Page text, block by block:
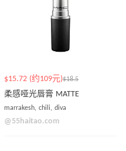
$15.72 (约109元)$18.5
柔感哑光唇膏 MATTE
marrakesh, chili, diva
@55haitao.com